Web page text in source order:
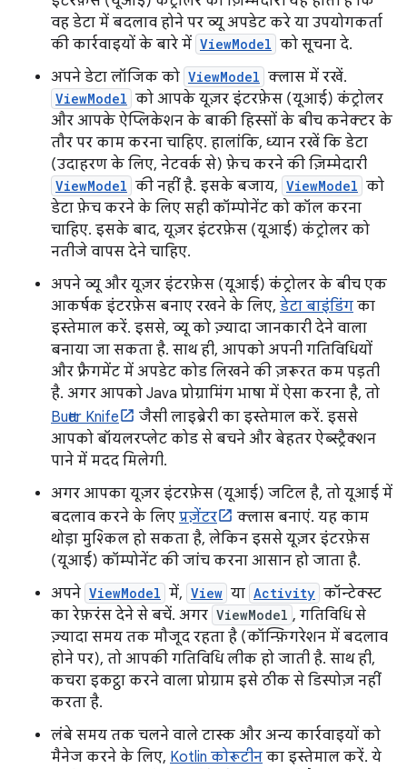
वह डेटा में बदलाव होने पर व्यू अपडेट करे या उपयोगकर्ता
की कार्रवाइयों के बारे में ViewModel को सूचना दे.
अपने डेटा लॉजिक को ViewModel क्लास में रखें.
ViewModel को आपके यूज़र इंटरफ़ेस (यूआई) कंट्रोलर
और आपके ऐप्लिकेशन के बाकी हिस्सों के बीच कनेक्टर के
तौर पर काम करना चाहिए. हालांकि, ध्यान रखें कि डेटा
(उदाहरण के लिए, नेटवर्क से) फ़ेच करने की ज़िम्मेदारी
ViewModel की नहीं है. इसके बजाय, ViewModel को
डेटा फ़ेच करने के लिए सही कॉम्पोनेंट को कॉल करना
चाहिए. इसके बाद, यूज़र इंटरफ़ेस (यूआई) कंट्रोलर को
नतीजे वापस देने चाहिए.
अपने व्यू और यूज़र इंटरफ़ेस (यूआई) कंट्रोलर के बीच एक
आकर्षक इंटरफ़ेस बनाए रखने के लिए, डेटा बाइंडिंग का
इस्तेमाल करें. इससे, व्यू को ज़्यादा जानकारी देने वाला
बनाया जा सकता है. साथ ही, आपको अपनी गतिविधियों
और फ़्रैगमेंट में अपडेट कोड लिखने की ज़रूरत कम पड़ती
है. अगर आपको Java प्रोग्रामिंग भाषा में ऐसा करना है, तो
Butter Knife
जैसी लाइब्रेरी का इस्तेमाल करें. इससे
आपको बॉयलरप्लेट कोड से बचने और बेहतर ऐब्स्ट्रैक्शन
पाने में मदद मिलेगी.
अगर आपका यूज़र इंटरफ़ेस (यूआई) जटिल है, तो यूआई में
बदलाव करने के लिए प्रज़ेंटर
क्लास बनाएं. यह काम
थोड़ा मुश्किल हो सकता है, लेकिन इससे यूज़र इंटरफ़ेस
(यूआई) कॉम्पोनेंट की जांच करना आसान हो जाता है.
अपने ViewModel में, View या Activity कॉन्टेक्स्ट
का रेफ़रंस देने से बचें. अगर ViewModel , गतिविधि से
ज़्यादा समय तक मौजूद रहता है (कॉन्फ़िगरेशन में बदलाव
होने पर), तो आपकी गतिविधि लीक हो जाती है. साथ ही,
कचरा इकट्ठा करने वाला प्रोग्राम इसे ठीक से डिस्पोज़ नहीं
करता है.
लंबे समय तक चलने वाले टास्क और अन्य कार्रवाइयों को
मैनेज करने के लिए, Kotlin कोरूटीन का इस्तेमाल करें. ये